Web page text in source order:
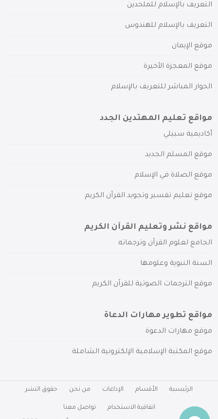
التعريف بالإسلام للملحدين
التعريف بالإسلام للهندوس
موقع الإيمان
موقع المعجزة الأخيرة
الحوار المباشر للتعريف بالإسلام
مواقع تعليم المهتدين الجدد
أكاديمية سبيلي
موقع المسلم الجديد
موقع الصلاة في الإسلام
موقع تعليم تفسير وتجويد القرآن الكريم
مواقع نشر وتعليم القرآن الكريم
الجامع لعلوم القرآن وترجماته
السنة النبوية وعلومها
موقع الترجمات الصوتية للقرآن الكريم
مواقع تطوير مهارات الدعاة
موقع مهارات الدعوة
موقع المكتبة الإسلامية الإلكترونية الشاملة
الرئيسية الأقسام الإذاعات من نحن حقوق النشر
اتفاقية الاستخدام تواصل معنا